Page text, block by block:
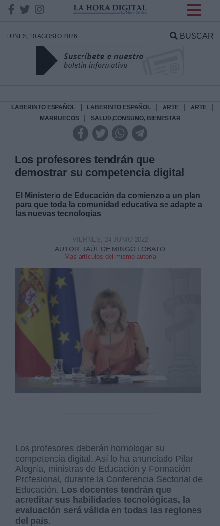
LUNES, 10 AGOSTO 2026 BUSCAR
LABERINTO ESPAÑOL LABERINTO ESPAÑOL ARTE ARTE
MARRUECOS SALUD,CONSUMO, BIENESTAR
Los profesores tendrán que
demostrar su competencia digital
El Ministerio de Educación da comienzo a un plan
para que toda la comunidad educativa se adapte a
las nuevas tecnologías
AUTOR RAÚL DE MINGO LOBATO
Mas artículos del mismo autor/a
VIERNES, 24 JUNIO 2022
Los profesores deberán homologar su
competencia digital. Así lo ha anunciado Pilar
Alegría, ministras de Educación y Formación
Profesional, durante la Conferencia Sectorial de
Educación. Los docentes tendrán que
acreditar sus habilidades tecnológicas, la
evaluación será válida en todas las regiones
del país.
DATOS
Responsable:
Destinatarios:
Derechos:
Información adicional